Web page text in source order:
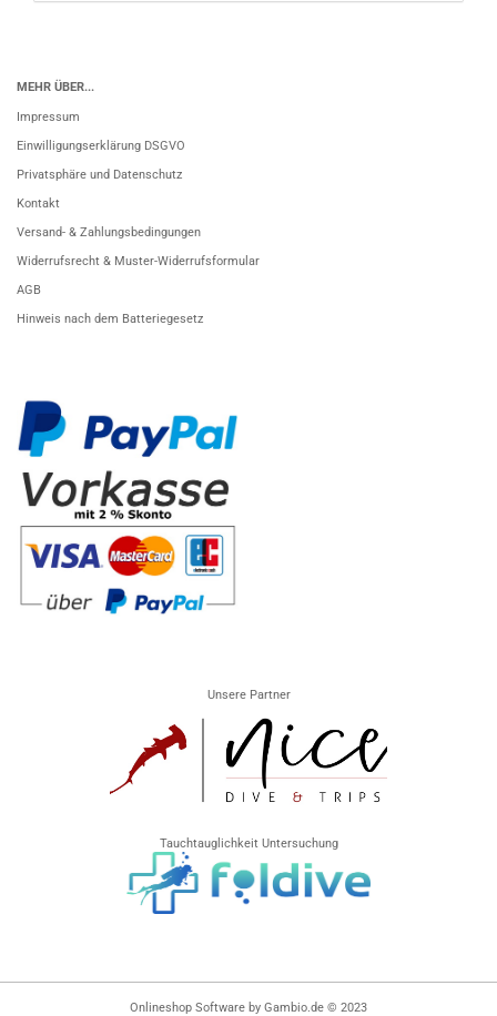
MEHR ÜBER...
Impressum
Einwilligungserklärung DSGVO
Privatsphäre und Datenschutz
Kontakt
Versand- & Zahlungsbedingungen
Widerrufsrecht & Muster-Widerrufsformular
AGB
Hinweis nach dem Batteriegesetz
Unsere Partner
Tauchtauglichkeit Untersuchung
Onlineshop Software by Gambio.de © 2023